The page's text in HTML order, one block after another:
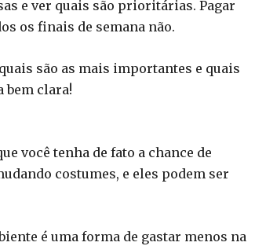
e ver quais são prioritárias. Pagar
os finais de semana não.
são as mais importantes e quais
bem clara!
você tenha de fato a chance de
costumes, e eles podem ser
é uma forma de gastar menos na